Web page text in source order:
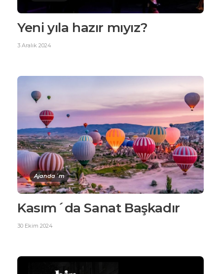
Yeni yıla hazır mıyız?
3 Aralık 2024
Ajanda´m
Kasım´da Sanat Başkadır
30 Ekim 2024